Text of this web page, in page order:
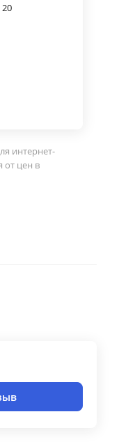
интернет-
от цен в